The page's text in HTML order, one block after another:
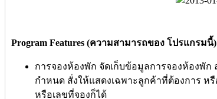
Program Features (ความสามารถของ โปรแกรมนี้
การจองห้องพัก จัดเก็บข้อมูลการจองห้องพั
กำหนด สั่งให้แสดงเฉพาะลูกค้าที่ต้องการ ห
หรือเลขที่จองก็ได้